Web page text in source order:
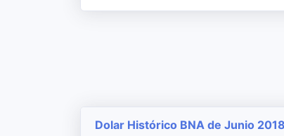
Dolar Histórico BNA de Junio